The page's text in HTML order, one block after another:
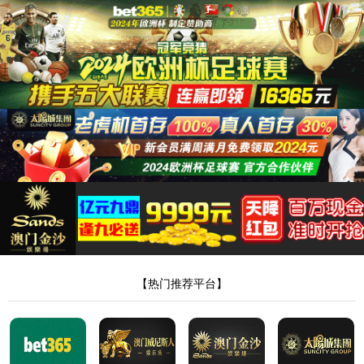
储能电池 储能逆变器 热管理组件 光伏组件
储能电池
不同于传统动力电池，储能电池对能量密度的要求相对较
低，更注重电池的容量和循环寿命。随着单体电芯容量进一
步扩大并投产使用，电池的机械性能，安全性能及环境可靠
性等方面的测试验证必不可少。